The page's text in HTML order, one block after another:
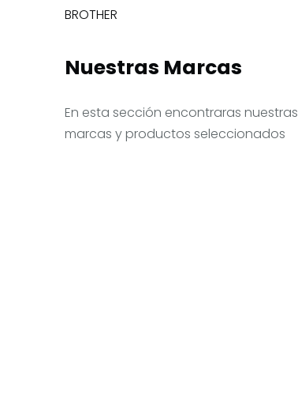
BROTHER
Nuestras Marcas
En esta sección encontraras nuestras
marcas y productos seleccionados